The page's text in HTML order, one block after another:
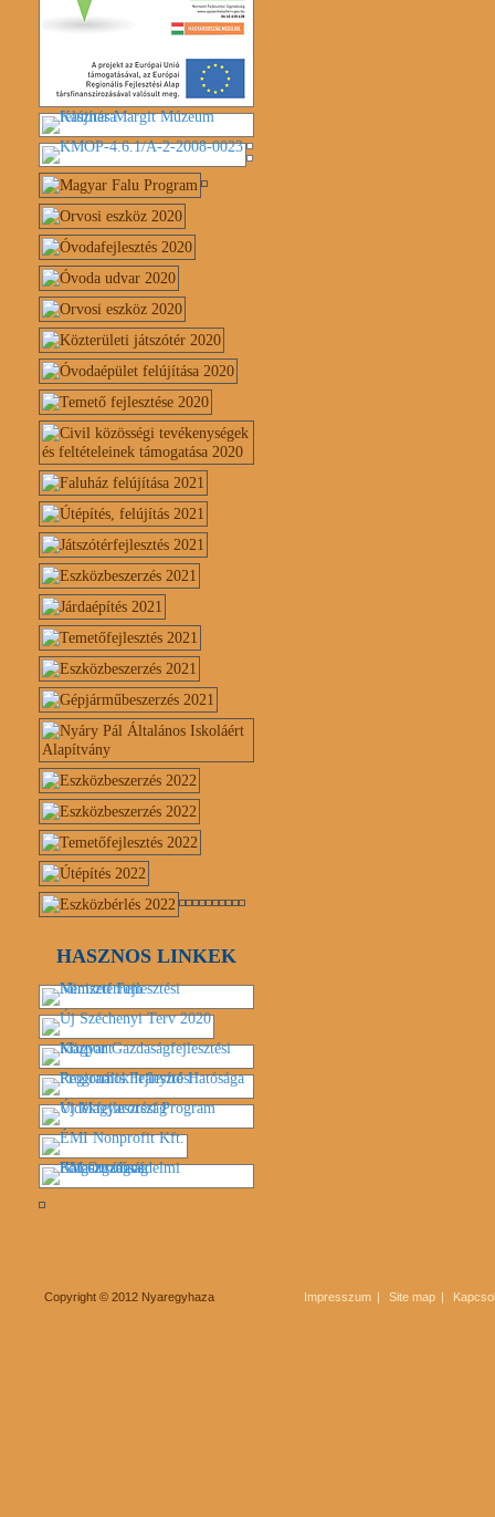
HASZNOS LINKEK
Copyright © 2012 Nyaregyhaza Impresszum Site map